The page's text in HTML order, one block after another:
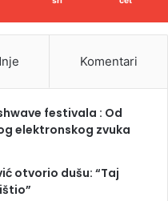
Komentari
festivala : Od
elektronskog zvuka
otvorio dušu: “Taj